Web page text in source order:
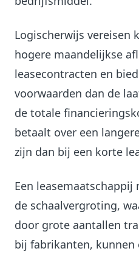
Logischerwijs vereisen
hogere maandelijkse
leasecontracten en
voorwaarden dan de
de totale
betaalt over een
zijn dan bij een korte
Een
de schaalvergroting,
door grote aantallen
bij fabrikanten, kunnen